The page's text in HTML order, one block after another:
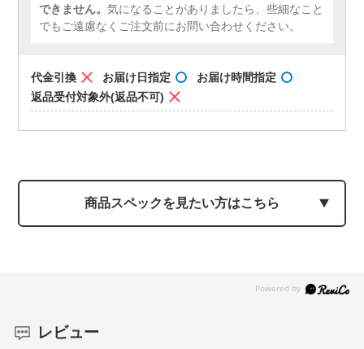
できません。気になることがありましたら、些細なこと
でもご遠慮なくご注文前にお問い合わせください。
代金引換 お届け日指定
お届け時間指定
返品受付対象外(返品不可)
商品スペックを見たい方はこちら
レビュー